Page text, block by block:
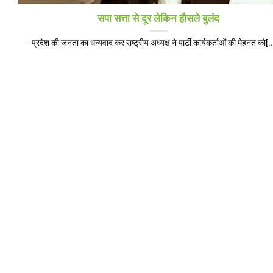
सपा सत्ता से दूर लेकिन हौसले बुलंद
– प्रदेश की जनता का धन्यवाद कर राष्ट्रीय अध्यक्ष ने पार्टी कार्यकर्ताओं की मेहनत